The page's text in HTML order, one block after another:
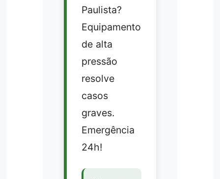
Paulista?
Equipamento
de alta
pressão
resolve
casos
graves.
Emergência
24h!